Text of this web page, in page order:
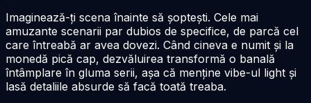
Imaginează-ți scena înainte să șoptești. Cele mai
amuzante scenarii par dubios de specifice, de parcă cel
care întreabă ar avea dovezi. Când cineva e numit și la
monedă pică cap, dezvăluirea transformă o banală
întâmplare în gluma serii, așa că menține vibe-ul light și
lasă detaliile absurde să facă toată treaba.